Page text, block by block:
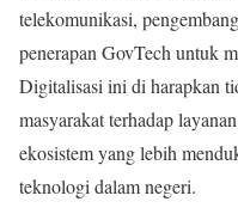
telekomunikasi,
penerapan GovTech untuk
Digitalisasi ini di harapkan
masyarakat terhadap
ekosistem yang lebih
teknologi dalam negeri.